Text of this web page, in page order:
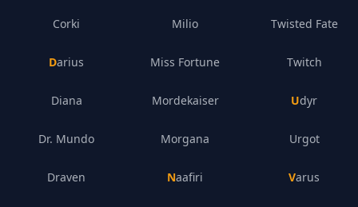
Corki
Darius
Diana
Dr. Mundo
Draven
Milio
Miss Fortune
Mordekaiser
Morgana
Naafiri
Twisted Fate
Twitch
Udyr
Urgot
Varus